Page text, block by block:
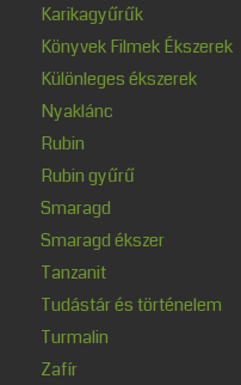
Karikagyűrűk
Könyvek Filmek Ékszerek
Különleges ékszerek
Nyaklánc
Rubin
Rubin gyűrű
Smaragd
Smaragd ékszer
Tanzanit
Tudástár és történelem
Turmalin
Zafír